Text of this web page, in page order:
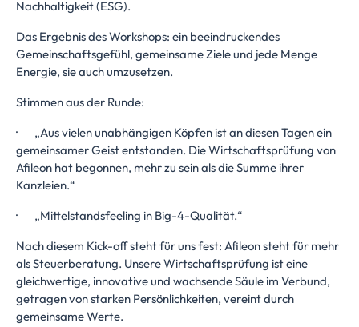
Nachhaltigkeit (ESG).
Das Ergebnis des Workshops: ein beeindruckendes
Gemeinschaftsgefühl, gemeinsame Ziele und jede Menge
Energie, sie auch umzusetzen.
Stimmen aus der Runde:
· „Aus vielen unabhängigen Köpfen ist an diesen Tagen ein
gemeinsamer Geist entstanden. Die Wirtschaftsprüfung von
Afileon hat begonnen, mehr zu sein als die Summe ihrer
Kanzleien.“
· „Mittelstandsfeeling in Big-4-Qualität.“
Nach diesem Kick-off steht für uns fest: Afileon steht für mehr
als Steuerberatung. Unsere Wirtschaftsprüfung ist eine
gleichwertige, innovative und wachsende Säule im Verbund,
getragen von starken Persönlichkeiten, vereint durch
gemeinsame Werte.